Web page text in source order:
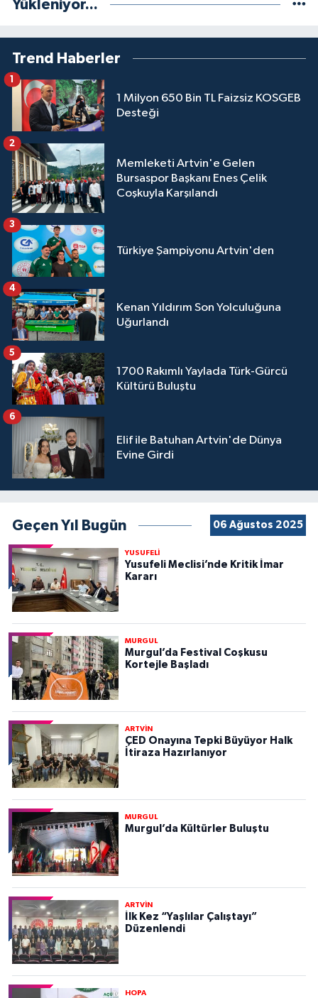
Yükleniyor...
Trend Haberler
1 Milyon 650 Bin TL Faizsiz KOSGEB
Desteği
1
Memleketi Artvin'e Gelen
Bursaspor Başkanı Enes Çelik
Coşkuyla Karşılandı
2
Türkiye Şampiyonu Artvin'den
3
Kenan Yıldırım Son Yolculuğuna
Uğurlandı
4
1700 Rakımlı Yaylada Türk-Gürcü
Kültürü Buluştu
5
Elif ile Batuhan Artvin'de Dünya
Evine Girdi
6
Geçen Yıl Bugün 06 Ağustos 2025
YUSUFELİ
Yusufeli Meclisi’nde Kritik İmar
Kararı
MURGUL
Murgul’da Festival Coşkusu
Kortejle Başladı
ARTVİN
ÇED Onayına Tepki Büyüyor Halk
İtiraza Hazırlanıyor
MURGUL
Murgul’da Kültürler Buluştu
ARTVİN
İlk Kez “Yaşlılar Çalıştayı”
Düzenlendi
HOPA